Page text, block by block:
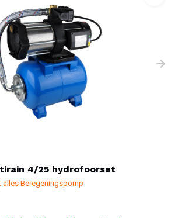
4/25 hydrofoorset
alles Beregeningspomp